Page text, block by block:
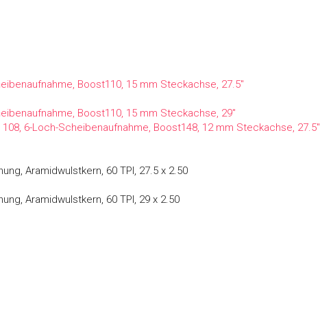
Boost110, 15 mm Steckachse, 27.5"
Boost110, 15 mm Steckachse, 29"
6-Loch-Scheibenaufnahme, Boost148, 12 mm Steckachse, 27.5"
Aramidwulstkern, 60 TPI, 27.5 x 2.50
Aramidwulstkern, 60 TPI, 29 x 2.50